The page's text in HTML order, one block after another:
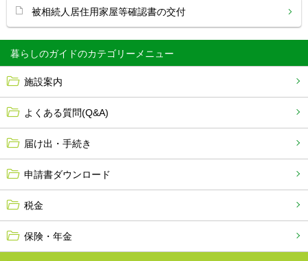
暮らしのガイド
施設案内
よくある質問(Q&A)
届け出・手続き
申請書ダウンロード
税金
保険・年金
被相続人居住用家屋等確認書の交付